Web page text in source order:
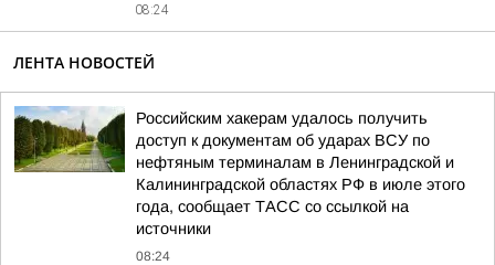
08:24
ЛЕНТА НОВОСТЕЙ
Российским хакерам удалось получить
доступ к документам об ударах ВСУ по
нефтяным терминалам в Ленинградской и
Калининградской областях РФ в июле этого
года, сообщает ТАСС со ссылкой на
источники
08:24